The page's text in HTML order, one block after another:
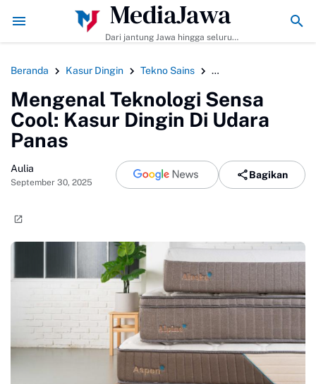
Agar Bumbunya Meresap Sempurna!Ekonomi Bisnis Belajar
MediaJawa
Dari jantung Jawa hingga seluruh
unik, dan analisis tajam. Cepat
akurat.
Beranda Kasur Dingin Tekno Sains Teknologi Sensa Cool
Mengenal Teknologi Sensa
Cool: Kasur Dingin Di Udara
Panas
Aulia
September 30, 2025
Bagikan